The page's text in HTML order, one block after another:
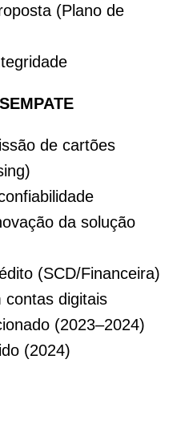
(Plano de
de cartões
da solução
(SCD/Financeira)
contas digitais
(2023–2024)
(2024)